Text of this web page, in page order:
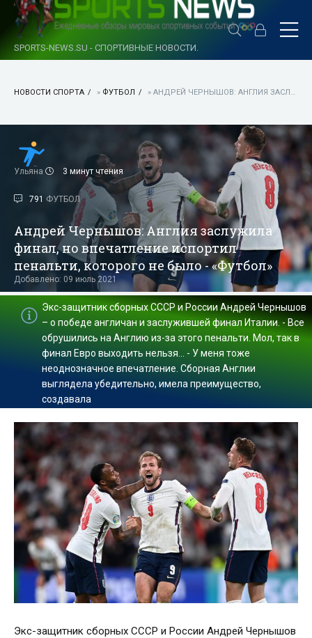
SPORTS-NEWS.SU - СПОРТИВНЫЕ НОВОСТИ.
НОВОСТИ СПОРТА » ФУТБОЛ » АНДРЕЙ ЧЕРНЫШОВ: АНГЛИЯ ЗАСЛУЖИЛА ФИНАЛ, НО ВПЕЧАТЛЕНИЕ ИСПОРТИЛ ПЕНАЛЬТИ, КОТОРОГО НЕ БЫЛО - «ФУТБОЛ»
Ульяна 3 минут чтения
791 ФУТБОЛ
Андрей Чернышов: Англия заслужила
финал, но впечатление испортил
пенальти, которого не было - «Футбол»
Добавлено: 09 июль 2021
Экс-защитник сборных СССР и России Андрей Чернышов
– о победе англичан и заслужившей финал Италии. - Все
обрушились на Англию из-за этого пенальти. Мол, так в
финал Евро выходить нельзя… - У меня тоже
неоднозначное впечатление. Сборная Англии
выглядела убедительно, имела преимущество,
создавала
Экс-защитник сборных СССР и России Андрей Чернышов